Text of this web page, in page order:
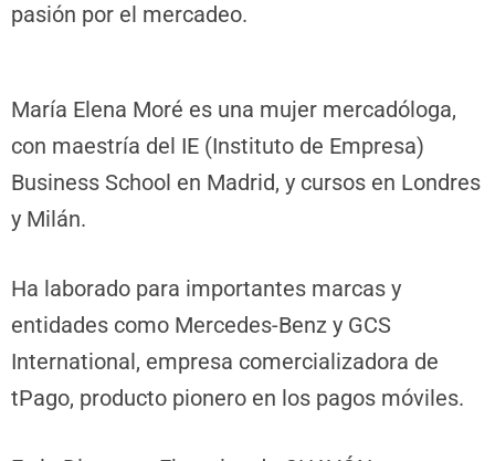
pasión por el mercadeo.
María Elena Moré es una mujer mercadóloga,
con maestría del IE (Instituto de Empresa)
Business School en Madrid, y cursos en Londres
y Milán.
Ha laborado para importantes marcas y
entidades como Mercedes-Benz y GCS
International, empresa comercializadora de
tPago, producto pionero en los pagos móviles.